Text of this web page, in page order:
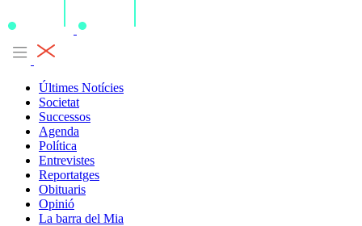
Últimes Notícies
Societat
Successos
Agenda
Política
Entrevistes
Reportatges
Obituaris
Opinió
La barra del Mia